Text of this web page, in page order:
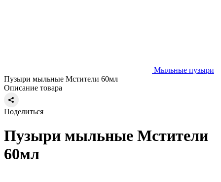
Мыльные пузыри
Пузыри мыльные Мстители 60мл
Описание товара
Поделиться
Пузыри мыльные Мстители
60мл